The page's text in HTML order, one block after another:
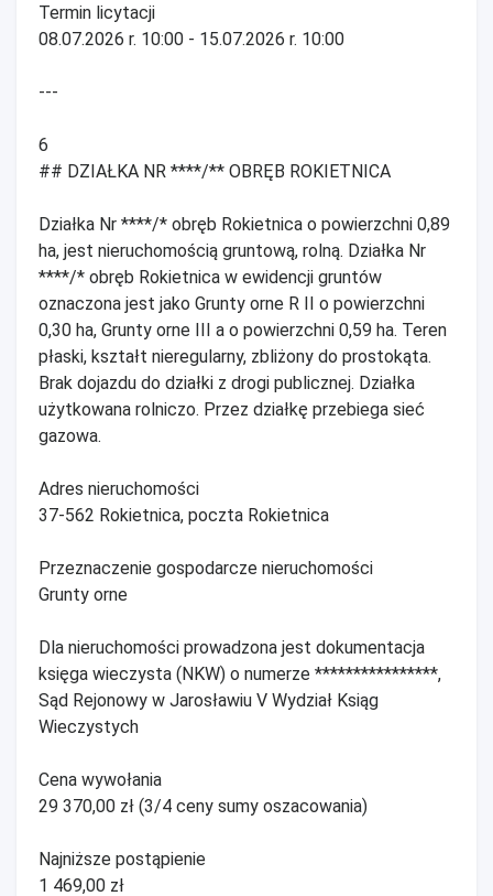
Termin licytacji
08.07.2026 r. 10:00 - 15.07.2026 r. 10:00
---
6
## DZIAŁKA NR ****/** OBRĘB ROKIETNICA
Działka Nr ****/* obręb Rokietnica o powierzchni 0,89
ha, jest nieruchomością gruntową, rolną. Działka Nr
****/* obręb Rokietnica w ewidencji gruntów
oznaczona jest jako Grunty orne R II o powierzchni
0,30 ha, Grunty orne III a o powierzchni 0,59 ha. Teren
płaski, kształt nieregularny, zbliżony do prostokąta.
Brak dojazdu do działki z drogi publicznej. Działka
użytkowana rolniczo. Przez działkę przebiega sieć
gazowa.
Adres nieruchomości
37-562 Rokietnica, poczta Rokietnica
Przeznaczenie gospodarcze nieruchomości
Grunty orne
Dla nieruchomości prowadzona jest dokumentacja
księga wieczysta (NKW) o numerze ****************,
Sąd Rejonowy w Jarosławiu V Wydział Ksiąg
Wieczystych
Cena wywołania
29 370,00 zł (3/4 ceny sumy oszacowania)
Najniższe postąpienie
1 469,00 zł